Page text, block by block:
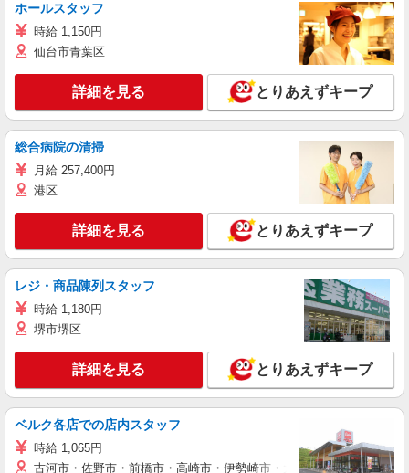
ホールスタッフ
時給 1,150円
仙台市青葉区
詳細を見る とりあえずキープ
総合病院の清掃
月給 257,400円
港区
詳細を見る とりあえずキープ
レジ・商品陳列スタッフ
時給 1,180円
堺市堺区
詳細を見る とりあえずキープ
ベルク各店での店内スタッフ
時給 1,065円
古河市・佐野市・前橋市・高崎市・伊勢崎市・太田市・館林市・藤